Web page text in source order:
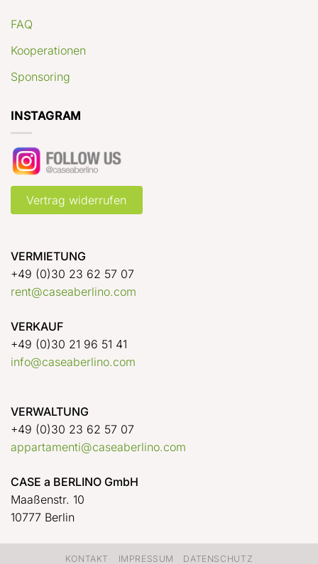
FAQ
Kooperationen
Sponsoring
INSTAGRAM
Vertrag widerrufen
VERMIETUNG
+49 (0)30 23 62 57 07
rent@caseaberlino.com
VERKAUF
+49 (0)30 21 96 51 41
info@caseaberlino.com
VERWALTUNG
+49 (0)30 23 62 57 07
appartamenti@caseaberlino.com
CASE a BERLINO GmbH
Maaßenstr. 10
10777 Berlin
KONTAKT IMPRESSUM DATENSCHUTZ